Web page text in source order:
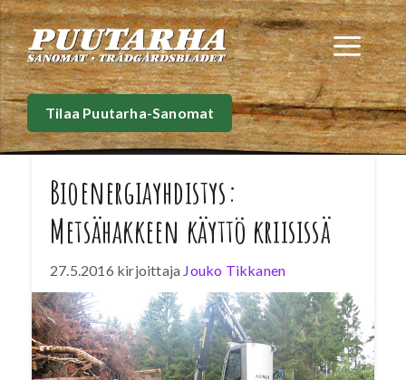
Siirry
sisältöön
Tilaa Puutarha-Sanomat
Bioenergiayhdistys:
Metsähakkeen käyttö kriisissä
27.5.2016 kirjoittaja Jouko Tikkanen
Luonnonvarakeskuksen tuoreet luvut kertovat
karua kieltä metsäpolttoaineiden käytön
jatkuvasta alenemisesta. Metsähakkeen
kokonaiskäyttö jatkaa laskuaan.